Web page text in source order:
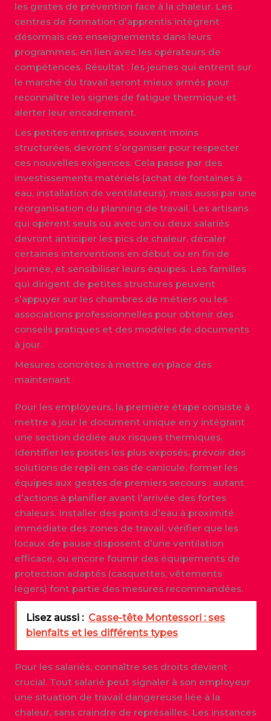
les gestes de prévention face à la chaleur. Les
centres de formation d’apprentis intègrent
désormais ces enseignements dans leurs
programmes, en lien avec les opérateurs de
compétences. Résultat : les jeunes qui entrent sur
le marché du travail seront mieux armés pour
reconnaître les signes de fatigue thermique et
alerter leur encadrement.
Les petites entreprises, souvent moins
structurées, devront s’organiser pour respecter
ces nouvelles exigences. Cela passe par des
investissements matériels (achat de fontaines à
eau, installation de ventilateurs), mais aussi par une
réorganisation du planning de travail. Les artisans
qui opèrent seuls ou avec un ou deux salariés
devront anticiper les pics de chaleur, décaler
certaines interventions en début ou en fin de
journée, et sensibiliser leurs équipes. Les familles
qui dirigent de petites structures peuvent
s’appuyer sur les chambres de métiers ou les
associations professionnelles pour obtenir des
conseils pratiques et des modèles de documents
à jour.
Mesures concrètes à mettre en place dès
maintenant
Pour les employeurs, la première étape consiste à
mettre à jour le document unique en y intégrant
une section dédiée aux risques thermiques.
Identifier les postes les plus exposés, prévoir des
solutions de repli en cas de canicule, former les
équipes aux gestes de premiers secours : autant
d’actions à planifier avant l’arrivée des fortes
chaleurs. Installer des points d’eau à proximité
immédiate des zones de travail, vérifier que les
locaux de pause disposent d’une ventilation
efficace, ou encore fournir des équipements de
protection adaptés (casquettes, vêtements
légers) font partie des mesures recommandées.
Lisez aussi : Casse-tête Montessori : ses
bienfaits et les différents types
Pour les salariés, connaître ses droits devient
crucial. Tout salarié peut signaler à son employeur
une situation de travail dangereuse liée à la
chaleur, sans craindre de représailles. Les instances